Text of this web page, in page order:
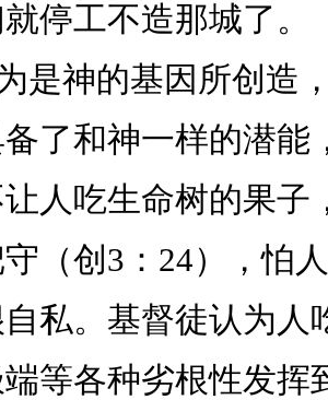
停工不造那城了。
是神的基因所创造
了和神一样的潜能
人吃生命树的果子
（创 3 ： 24），怕
。基督徒认为人
等各种劣根性发挥